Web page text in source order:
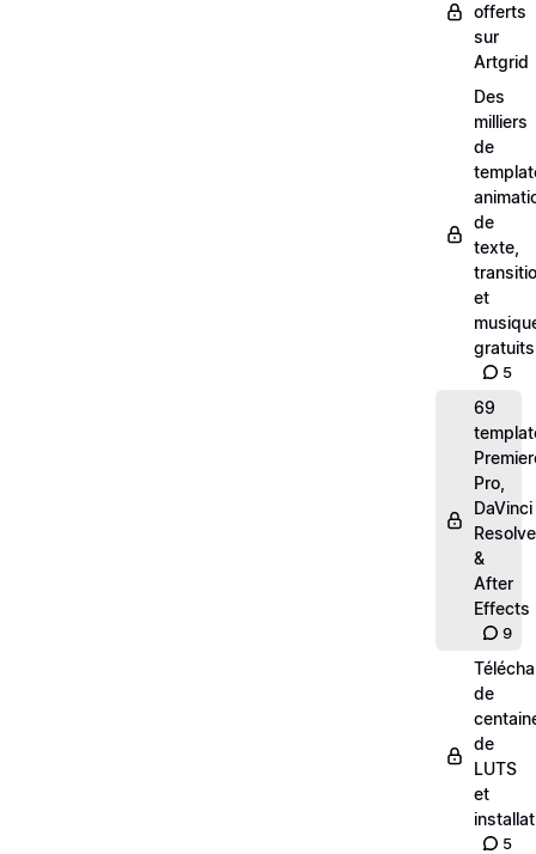
offerts
sur
Artgrid
Des
milliers
de
de
texte,
et
gratuits
5
69
Pro,
DaVinci
Resolve
&
After
Effects
9
de
de
LUTS
et
5